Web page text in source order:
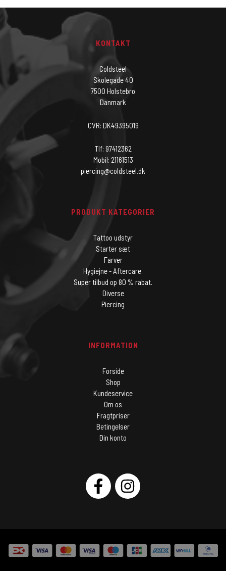
KONTAKT
Coldsteel
Skolegade 40
7500 Holstebro
Danmark
CVR: DK49395019
Tlf: 97412362
Mobil: 21161513
piercing@coldsteel.dk
PRODUKT KATEGORIER
Tattoo udstyr
Starter sæt
Farver
Hygiejne - Aftercare.
Super tilbud op 80 % rabat.
Diverse
Piercing
INFORMATION
Forside
Shop
Kundeservice
Om os
Fragtpriser
Betingelser
Din konto